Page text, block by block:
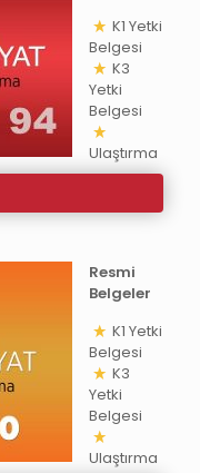
K1 Yetki
Belgesi
K3
Yetki
Belgesi
Ulaştırma
Resmi
Belgeler
K1 Yetki
Belgesi
K3
Yetki
Belgesi
Ulaştırma